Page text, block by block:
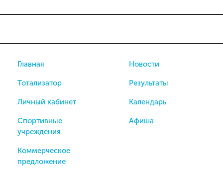
Главная
Тотализатор
Личный кабинет
Спортивные
учреждения
Коммерческое
предложение
Новости
Результаты
Календарь
Афиша